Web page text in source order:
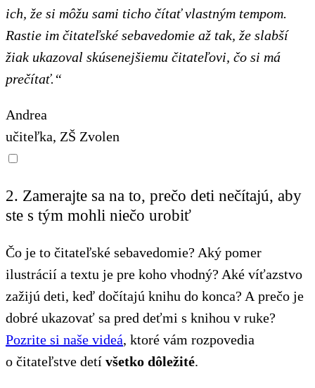
ich, že si môžu sami ticho čítať vlastným tempom.
Rastie im čitateľské sebavedomie až tak, že slabší
žiak ukazoval skúsenejšiemu čitateľovi, čo si má
prečítať.“
Andrea
učiteľka, ZŠ Zvolen
2. Zamerajte sa na to, prečo deti nečítajú, aby
ste s tým mohli niečo urobiť
Čo je to čitateľské sebavedomie? Aký pomer
ilustrácií a textu je pre koho vhodný? Aké víťazstvo
zažijú deti, keď dočítajú knihu do konca? A prečo je
dobré ukazovať sa pred deťmi s knihou v ruke?
Pozrite si naše videá, ktoré vám rozpovedia
o čitateľstve detí všetko dôležité.